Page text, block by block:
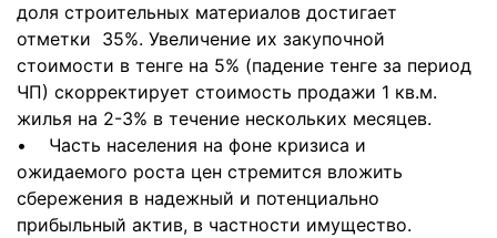
доля строительных материалов достигает
отметки 35%. Увеличение их закупочной
стоимости в тенге на 5% (падение тенге за период
ЧП) скорректирует стоимость продажи 1 кв.м.
жилья на 2-3% в течение нескольких месяцев.
• Часть населения на фоне кризиса и
ожидаемого роста цен стремится вложить
сбережения в надежный и потенциально
прибыльный актив, в частности имущество.